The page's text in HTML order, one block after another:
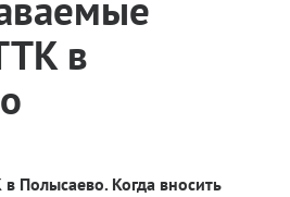
в
Полысаево. Когда вносить